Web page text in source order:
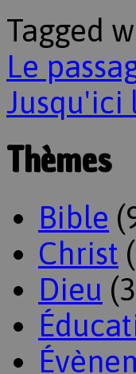
Tagged
Le
Jusqu'ici
Thèmes
Bible
Christ
Dieu